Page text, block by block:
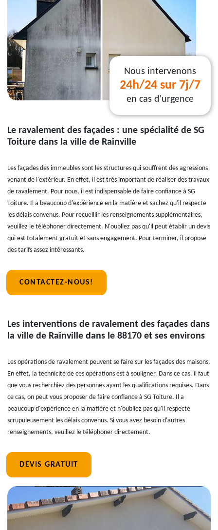
Nous intervenons
24h/24 sur 7j/7
en cas d'urgence
Le ravalement des façades : une spécialité de SG
Toiture dans la ville de Rainville
Les façades des immeubles sont les structures qui souffrent des agressions
venant de l'extérieur. En effet, il est très important de réaliser des travaux
de ravalement. Pour nous, il est indispensable de faire confiance à SG
Toiture. Il a beaucoup d'expérience en la matière et sachez qu'il respecte
les délais convenus. Pour recueillir les renseignements supplémentaires,
veuillez le téléphoner directement. N'oubliez pas qu'il peut établir un devis
qui est totalement gratuit et sans engagement. Pour terminer, il propose
des tarifs assez intéressants.
CONTACTEZ-NOUS!
Les interventions de ravalement des façades dans
la ville de Rainville dans le 88170 et ses environs
Les opérations de ravalement peuvent se faire sur les façades des maisons.
En effet, la technicité de ces opérations est à souligner. Dans ce cas, il faut
que vous recherchiez des personnes ayant les qualifications requises. Dans
ce cas, on peut vous proposer de faire confiance à SG Toiture. Il a
beaucoup d'expérience en la matière et n'oubliez pas qu'il respecte
scrupuleusement les délais convenus. Si vous avez besoin d'autres
renseignements, veuillez le téléphoner directement.
DEVIS GRATUIT